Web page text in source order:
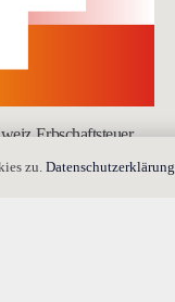
Erbschaftsteuer
zu. Datenschutzerklärung